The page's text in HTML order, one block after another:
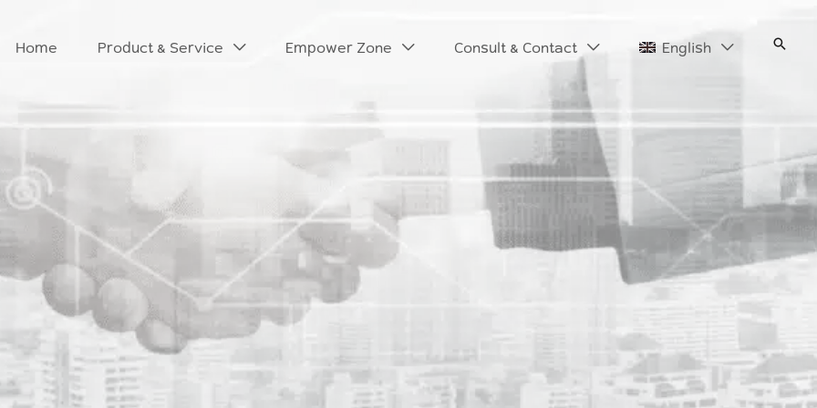
Home Product & Service Empower Zone Consult & Contact English Search